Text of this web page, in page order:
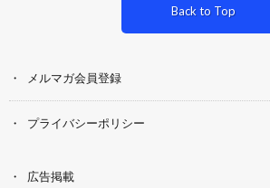
Back to Top
メルマガ会員登録
プライバシーポリシー
広告掲載